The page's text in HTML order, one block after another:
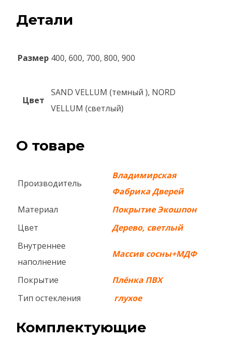
Детали
Размер 400, 600, 700, 800, 900
Цвет
SAND VELLUM (темный ), NORD
VELLUM (светлый)
О товаре
Производитель
Владимирская
Фабрика Дверей
Материал
Покрытие Экошпон
Цвет
Дерево, светлый
Внутреннее
наполнение
Массив сосны+МДФ
Покрытие
Плёнка ПВХ
Тип остекления
глухое
Комплектующие